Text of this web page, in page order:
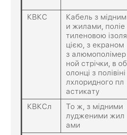
КВКС
Кабель з мідним
и жилами, поліе
тиленовою ізоля
цією, з екраном
з алюмополімер
ной стрічки, в об
олонці з полівіні
лхлоридного пл
астикату
КВКСл
То ж, з мідними
лудженими жил
ами